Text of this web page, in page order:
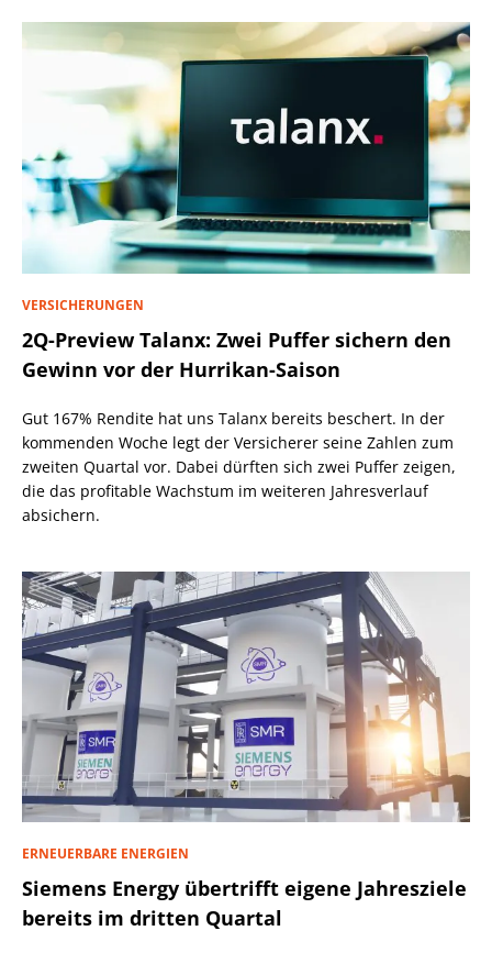
VERSICHERUNGEN
2Q-Preview Talanx: Zwei Puffer sichern den
Gewinn vor der Hurrikan-Saison
Gut 167% Rendite hat uns Talanx bereits beschert. In der
kommenden Woche legt der Versicherer seine Zahlen zum
zweiten Quartal vor. Dabei dürften sich zwei Puffer zeigen,
die das profitable Wachstum im weiteren Jahresverlauf
absichern.
ERNEUERBARE ENERGIEN
Siemens Energy übertrifft eigene Jahresziele
bereits im dritten Quartal